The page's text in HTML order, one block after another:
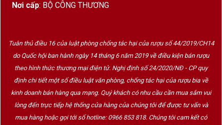
Malt chất lượng cao.
Hoa bia châu Âu.
Men bia truyền thống.
Nguồn nước tinh khiết.
Kỹ thuật ủ hiện đại.
Tinh thần sáng tạo trong ẩm thực Pháp.
Nơi cấp: BỘ CÔNG THƯƠNG
Tuân thủ điều 16 của luật phòng chống tác hại của rượu số 44/2019/CH14
do Quốc hội ban hành ngày 14 tháng 6 năm 2019 về điều kiện bán rượu
theo hình thức thương mại điện tử. Nghị định số 24/2020/NĐ - CP quy
định chi tiết một số điều luật văn phòng, chống tác hại của rượu bia về
kinh doanh bán hàng qua mạng. Quý khách có nhu cầu cần mua sắm vui
lòng đến trực tiếp hệ thống cửa hàng của chúng tôi để được tư vấn và
mua hàng hoặc gọi tới số hotline: 0966 853 818. Chúng tôi cam kết có